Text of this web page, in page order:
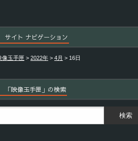
サイト ナビゲーション
像玉手匣 > 2022年 > 4月 > 16日
「映像玉手匣」の検索